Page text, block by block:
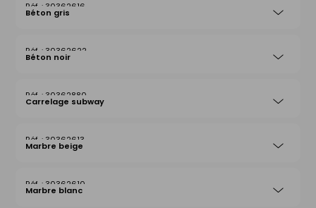
30362616
Béton gris
30362622
Béton noir
30362880
Carrelage subway
30362613
Marbre beige
30362610
Marbre blanc